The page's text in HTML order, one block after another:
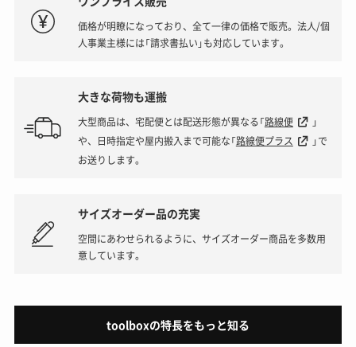
価格が明瞭になっており、全て一律の価格で販売。法人/個
人事業主様には「請求書払い」も対応しています。
大きな荷物も運搬
大型商品は、宅配便とは配送形態が異なる「路線便
」
や、日時指定や屋内搬入まで可能な「路線便プラス
」で
お送りします。
サイズオーダー品の充実
空間にあわせられるように、サイズオーダー商品を多数用
意しています。
toolboxの特長をもっと知る